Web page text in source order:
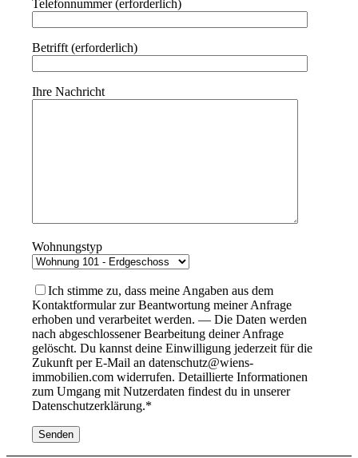
Telefonnummer (erforderlich)
Betrifft (erforderlich)
Ihre Nachricht
Wohnungstyp
Ich stimme zu, dass meine Angaben aus dem
Kontaktformular zur Beantwortung meiner Anfrage
erhoben und verarbeitet werden. — Die Daten werden
nach abgeschlossener Bearbeitung deiner Anfrage
gelöscht. Du kannst deine Einwilligung jederzeit für die
Zukunft per E-Mail an datenschutz@wiens-
immobilien.com widerrufen. Detaillierte Informationen
zum Umgang mit Nutzerdaten findest du in unserer
Datenschutzerklärung.*